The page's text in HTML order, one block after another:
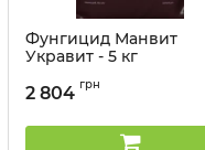
Фунгицид Манвит
Укравит - 5 кг
2 804 грн